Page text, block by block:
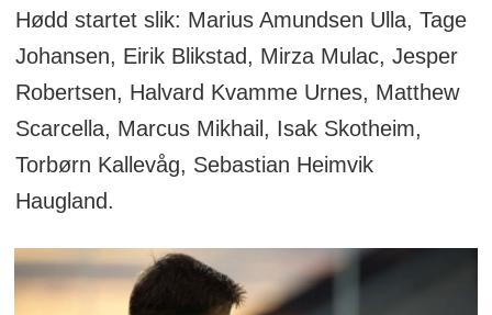
Hødd startet slik: Marius Amundsen Ulla, Tage
Johansen, Eirik Blikstad, Mirza Mulac, Jesper
Robertsen, Halvard Kvamme Urnes, Matthew
Scarcella, Marcus Mikhail, Isak Skotheim,
Torbørn Kallevåg, Sebastian Heimvik
Haugland.